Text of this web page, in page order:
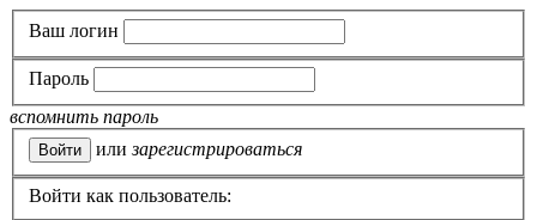
Ваш логин
Пароль
вспомнить пароль
или зарегистрироваться
Войти как пользователь: